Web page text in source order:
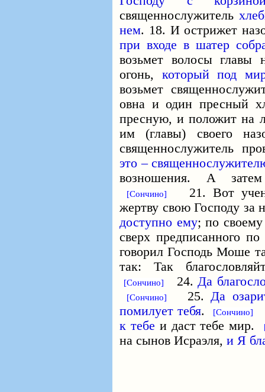
священнослужитель
нем. 18. И острижет
при входе в шатер
возьмет волосы главы
огонь, который под
возьмет
овна и один пресный
пресную, и положит на
им (главы) своего
священнослужитель
это –
возношения. А
[Сончино]
21. Вот
жертву свою Господу за
доступно ему; по
сверх предписанного
говорил Господь Моше
так: Так
[Сончино] 24.Да
[Сончино] 25.Да
помилует тебя. [Сончино]
к тебе и даст тебе мир.
на сынов Исраэля, и Я